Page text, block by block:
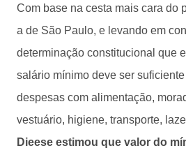
Com base na cesta mais cara do
a de São Paulo, e levando em
determinação constitucional que
salário mínimo deve ser
despesas com alimentação,
vestuário, higiene, transporte,
Dieese estimou que valor do